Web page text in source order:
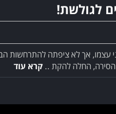
לגולשת!
עצמו, אך לא ציפתה
הסירה, החלה להקת .. קרא עוד